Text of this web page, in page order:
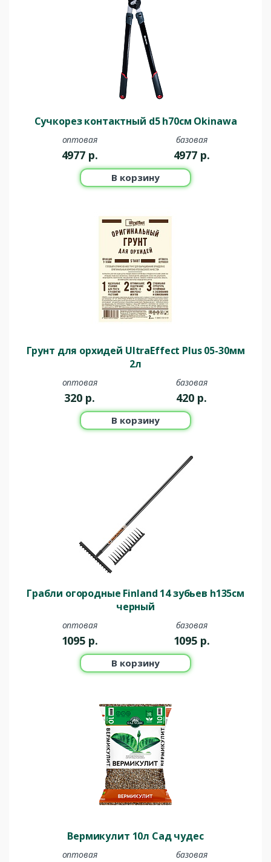
Сучкорез контактный d5 h70см Okinawa
оптовая
4977 р.
базовая
4977 р.
В корзину
Грунт для орхидей UltraEffect Plus 05-30мм
2л
оптовая
320 р.
базовая
420 р.
В корзину
Грабли огородные Finland 14 зубьев h135см
черный
оптовая
1095 р.
базовая
1095 р.
В корзину
Вермикулит 10л Сад чудес
оптовая базовая